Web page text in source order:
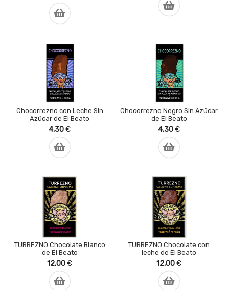
Chocorrezno con Leche Sin
Azúcar de El Beato
4,30€
Chocorrezno Negro Sin Azúcar
de El Beato
4,30€
TURREZNO Chocolate Blanco
de El Beato
12,00€
TURREZNO Chocolate con
leche de El Beato
12,00€